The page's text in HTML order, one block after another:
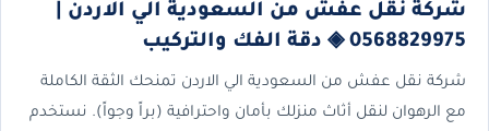
شركة نقل عفش من السعودية الي الاردن |
0568829975 ◈ دقة الفك والتركيب
شركة نقل عفش من السعودية الي الاردن تمنحك الثقة الكاملة
مع الرهوان لنقل أثاث منزلك بأمان واحترافية (براً وجواً). نستخدم